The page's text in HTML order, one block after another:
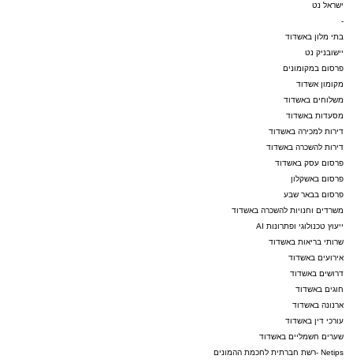
ישראל נט
-
בתי מלון באשדוד
יישובניק נט
פרסום במקומונים
מקומון אשדוד
משלוחים באשדוד
מסעדות באשדוד
דירות למכירה באשדוד
דירות להשכרה באשדוד
פרסום עסק באשדוד
פרסום באשקלון
פרסום בבאר שבע
משרדים וחנויות להשכרה באשדוד
ייעוץ טכנולוגי ופתרונות AI
שרותי בריאות באשדוד
אירועים באשדוד
דרושים באשדוד
חוגים באשדוד
ארנונה באשדוד
עורכי דין באשדוד
שערים חשמליים באשדוד
Netips -רשת חברתית לחכמת ההמונים